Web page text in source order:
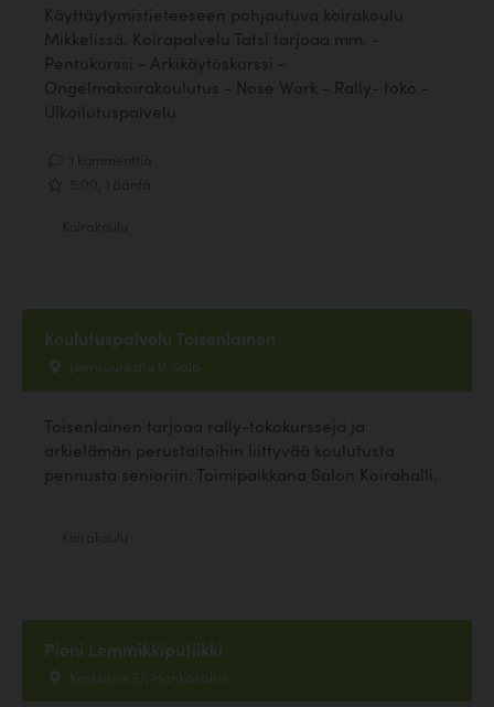
Käyttäytymistieteeseen pohjautuva koirakoulu
Mikkelissä. Koirapalvelu Tatsi tarjoaa mm. -
Pentukurssi - Arkikäytöskurssi -
Ongelmakoirakoulutus - Nose Work - Rally- toko -
Ulkoilutuspalvelu
Koulutuspalvelu Toisenlainen
Joensuunkatu 9, Salo
Toisenlainen tarjoaa rally-tokokursseja ja
arkielämän perustaitoihin liittyvää koulutusta
pennusta senioriin. Toimipaikkana Salon Koirahalli.
Pieni Lemmikkiputiikki
Keskustie 37, Hankasalmi